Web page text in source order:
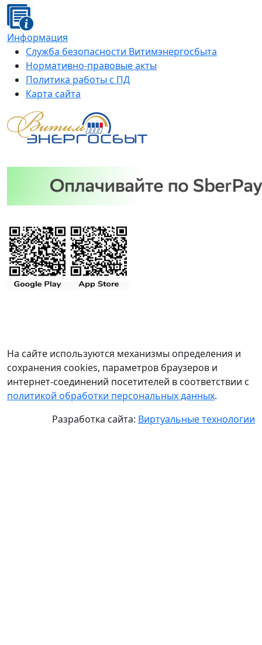
Информация
Служба безопасности Витимэнергосбыта
Нормативно-правовые акты
Политика работы с ПД
Карта сайта
На сайте используются механизмы определения и
сохранения cookies, параметров браузеров и
интернет-соединений посетителей в соответствии с
политикой обработки персональных данных.
Разработка сайта: Виртуальные технологии